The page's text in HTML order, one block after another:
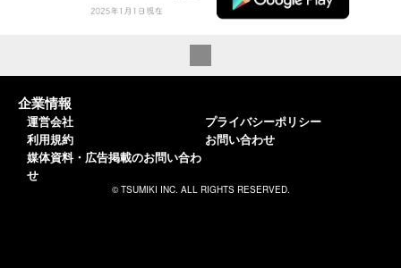
企業情報
運営会社
利用規約
媒体資料・広告掲載のお問い合わ
せ
プライバシーポリシー
お問い合わせ
© TSUMIKI INC. ALL RIGHTS RESERVED.